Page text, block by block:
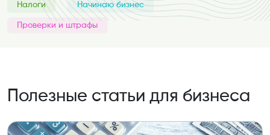
Налоги Начинаю бизнес
Проверки и штрафы
Полезные статьи для бизнеса